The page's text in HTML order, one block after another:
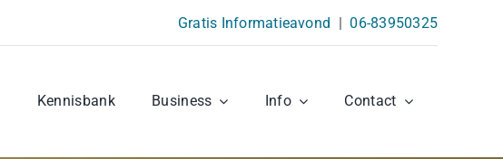
Gratis Informatieavond | 06-83950325
Kennisbank Business Info Contact